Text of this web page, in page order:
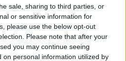
sale, sharing to third parties, or
or sensitive information for
please use the below opt-out
Please note that after your
you may continue seeing
on personal information utilized by
Kriminalai